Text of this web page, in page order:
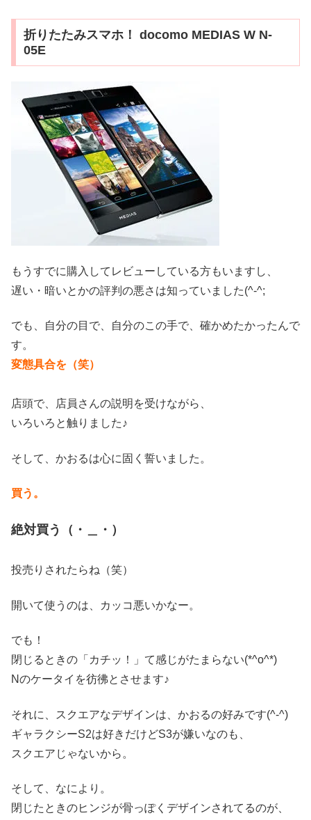
折りたたみスマホ！ docomo MEDIAS W N-
05E
もうすでに購入してレビューしている方もいますし、
遅い・暗いとかの評判の悪さは知っていました(^-^;
でも、自分の目で、自分のこの手で、確かめたかったんで
す。
変態具合を（笑）
店頭で、店員さんの説明を受けながら、
いろいろと触りました♪
そして、かおるは心に固く誓いました。
買う。
絶対買う（・＿・）
投売りされたらね（笑）
開いて使うのは、カッコ悪いかなー。
でも！
閉じるときの「カチッ！」て感じがたまらない(*^o^*)
Nのケータイを彷彿とさせます♪
それに、スクエアなデザインは、かおるの好みです(^-^)
ギャラクシーS2は好きだけどS3が嫌いなのも、
スクエアじゃないから。
そして、なにより。
閉じたときのヒンジが骨っぽくデザインされてるのが、